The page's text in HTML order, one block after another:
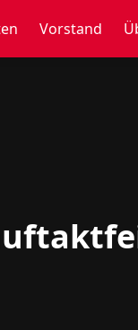
Vorstand